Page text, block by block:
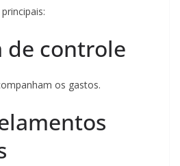
de controle
os gastos.